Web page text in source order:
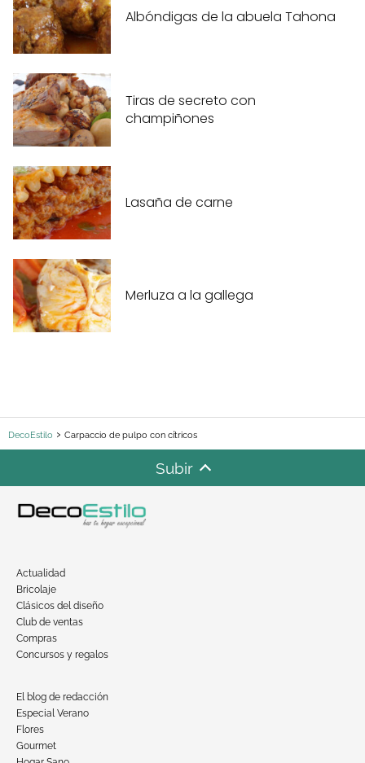
Albóndigas de la abuela Tahona
Tiras de secreto con
champiñones
Lasaña de carne
Merluza a la gallega
DecoEstilo Carpaccio de pulpo con cítricos
Subir
Actualidad
Bricolaje
Clásicos del diseño
Club de ventas
Compras
Concursos y regalos
El blog de redacción
Especial Verano
Flores
Gourmet